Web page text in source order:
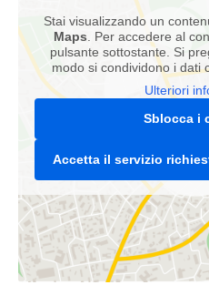
Stai visualizzando un
Maps . Per accedere al
pulsante sottostante. Si
modo si condividono i dati
Ulteriori
Sblocca i
Accetta il servizio